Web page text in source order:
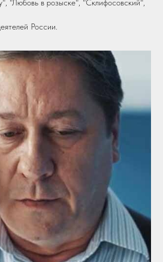
"Любовь в розыске", "Склифосовский",
России.